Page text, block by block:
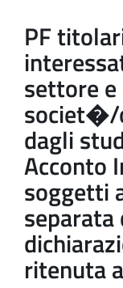
PF
settore
societ�/
dagli
Acconto
soggetti
separata
ritenuta